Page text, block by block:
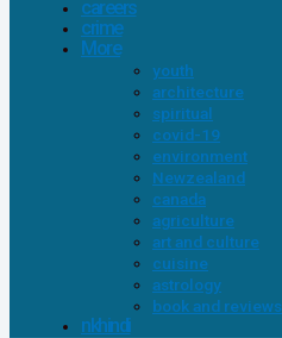
careers
crime
More
youth
architecture
spiritual
covid-19
environment
Newzealand
canada
agriculture
art and culture
cuisine
astrology
book and reviews
nkhindi